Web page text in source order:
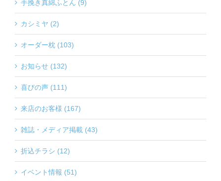
手挽き真綿ふとん (9)
カシミヤ (2)
オーダー枕 (103)
お知らせ (132)
喜びの声 (111)
来店のお客様 (167)
雑誌・メディア掲載 (43)
折込チラシ (12)
イベント情報 (51)